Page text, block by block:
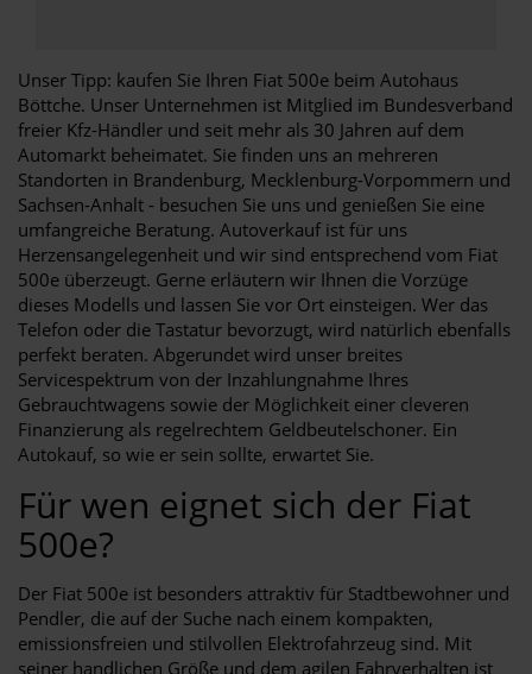
Unser Tipp: kaufen Sie Ihren Fiat 500e beim Autohaus
Böttche. Unser Unternehmen ist Mitglied im Bundesverband
freier Kfz-Händler und seit mehr als 30 Jahren auf dem
Automarkt beheimatet. Sie finden uns an mehreren
Standorten in Brandenburg, Mecklenburg-Vorpommern und
Sachsen-Anhalt - besuchen Sie uns und genießen Sie eine
umfangreiche Beratung. Autoverkauf ist für uns
Herzensangelegenheit und wir sind entsprechend vom Fiat
500e überzeugt. Gerne erläutern wir Ihnen die Vorzüge
dieses Modells und lassen Sie vor Ort einsteigen. Wer das
Telefon oder die Tastatur bevorzugt, wird natürlich ebenfalls
perfekt beraten. Abgerundet wird unser breites
Servicespektrum von der Inzahlungnahme Ihres
Gebrauchtwagens sowie der Möglichkeit einer cleveren
Finanzierung als regelrechtem Geldbeutelschoner. Ein
Autokauf, so wie er sein sollte, erwartet Sie.
Für wen eignet sich der Fiat
500e?
Der Fiat 500e ist besonders attraktiv für Stadtbewohner und
Pendler, die auf der Suche nach einem kompakten,
emissionsfreien und stilvollen Elektrofahrzeug sind. Mit
seiner handlichen Größe und dem agilen Fahrverhalten ist